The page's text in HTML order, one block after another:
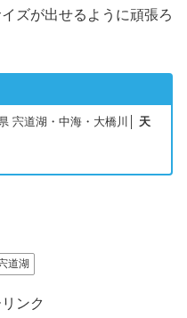
ズが出せるように頑張ろ
宍道湖・中海・大橋川│ 天
道湖
ンク